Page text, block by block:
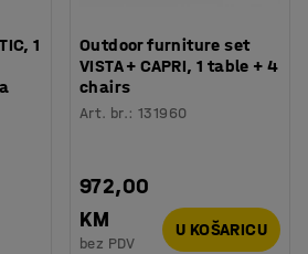
1
Outdoor furniture set
VISTA + CAPRI, 1 table + 4
chairs
Art. br.:131960
972,00
KM
bez PDV
U KOŠARICU